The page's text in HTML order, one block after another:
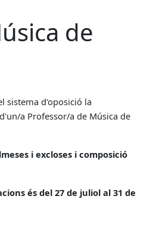
de
sistema d'oposició la
a Professor/a de Música de
i excloses i composició
és del 27 de juliol al 31 de